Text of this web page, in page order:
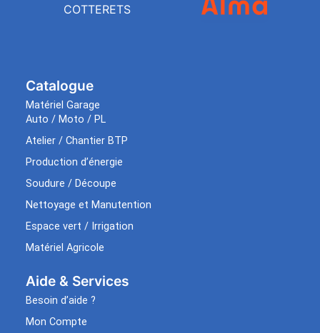
Catalogue
Matériel Garage
Auto / Moto / PL
Atelier / Chantier BTP
Production d’énergie
Soudure / Découpe
Nettoyage et Manutention
Espace vert / Irrigation
Matériel Agricole
Aide & Services​
Besoin d’aide ?
Mon Compte
COTTERETS